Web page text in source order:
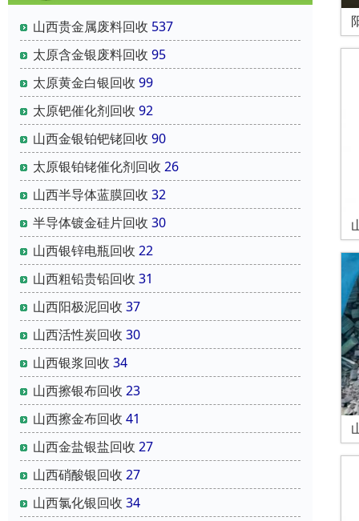
山西贵金属废料回收 537
太原含金银废料回收 95
太原黄金白银回收 99
太原钯催化剂回收 92
山西金银铂钯铑回收 90
太原银铂铑催化剂回收 26
山西半导体蓝膜回收 32
半导体镀金硅片回收 30
山西银锌电瓶回收 22
山西粗铅贵铅回收 31
山西阳极泥回收 37
山西活性炭回收 30
山西银浆回收 34
山西擦银布回收 23
山西擦金布回收 41
山西金盐银盐回收 27
山西硝酸银回收 27
山西氯化银回收 34